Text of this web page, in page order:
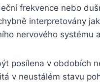
frekvence nebo
interpretovány
nervového systému
posílena v obdobích
v neustálém stavu